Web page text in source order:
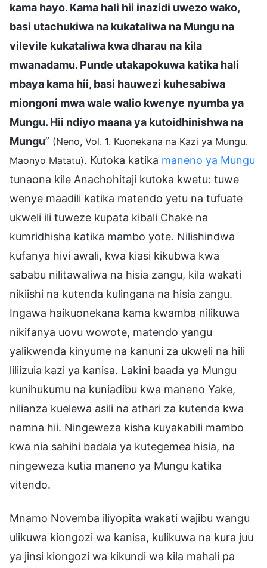
kama hayo. Kama hali hii inazidi uwezo wako,
basi utachukiwa na kukataliwa na Mungu na
vilevile kukataliwa kwa dharau na kila
mwanadamu. Punde utakapokuwa katika hali
mbaya kama hii, basi hauwezi kuhesabiwa
miongoni mwa wale walio kwenye nyumba ya
Mungu. Hii ndiyo maana ya kutoidhinishwa na
Mungu” (Neno, Vol. 1. Kuonekana na Kazi ya Mungu.
Maonyo Matatu). Kutoka katika maneno ya Mungu
tunaona kile Anachohitaji kutoka kwetu: tuwe
wenye maadili katika matendo yetu na tufuate
ukweli ili tuweze kupata kibali Chake na
kumridhisha katika mambo yote. Nilishindwa
kufanya hivi awali, kwa kiasi kikubwa kwa
sababu nilitawaliwa na hisia zangu, kila wakati
nikiishi na kutenda kulingana na hisia zangu.
Ingawa haikuonekana kama kwamba nilikuwa
nikifanya uovu wowote, matendo yangu
yalikwenda kinyume na kanuni za ukweli na hili
liliizuia kazi ya kanisa. Lakini baada ya Mungu
kunihukumu na kuniadibu kwa maneno Yake,
nilianza kuelewa asili na athari za kutenda kwa
namna hii. Ningeweza kisha kuyakabili mambo
kwa nia sahihi badala ya kutegemea hisia, na
ningeweza kutia maneno ya Mungu katika
vitendo.
Mnamo Novemba iliyopita wakati wajibu wangu
ulikuwa kiongozi wa kanisa, kulikuwa na kura juu
ya jinsi kiongozi wa kikundi wa kila mahali pa